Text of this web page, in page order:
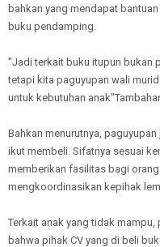
bahkan yang mendapat
buku pendamping.
"Jadi terkait buku itupun bukan
tetapi kita paguyupan wali
untuk kebutuhan
Bahkan menurutnya,
ikut membeli. Sifatnya sesuai
memberikan fasilitas bagi
mengkoordinasikan kepihak
Terkait anak yang tidak
bahwa pihak CV yang di beli